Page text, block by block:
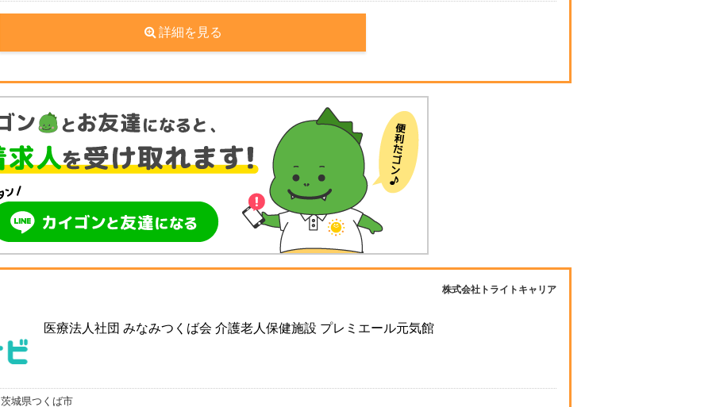
詳細を見る
株式会社トライトキャリア
医療法人社団 みなみつくば会 介護老人保健施設 プレミエール元気館
茨城県つくば市